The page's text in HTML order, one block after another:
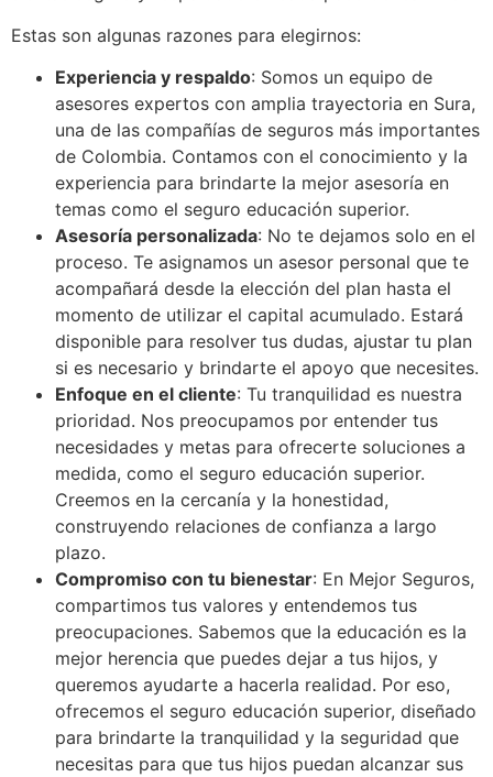
Estas son algunas razones para elegirnos:
Experiencia y respaldo: Somos un equipo de
asesores expertos con amplia trayectoria en Sura,
una de las compañías de seguros más importantes
de Colombia. Contamos con el conocimiento y la
experiencia para brindarte la mejor asesoría en
temas como el seguro educación superior.
Asesoría personalizada: No te dejamos solo en el
proceso. Te asignamos un asesor personal que te
acompañará desde la elección del plan hasta el
momento de utilizar el capital acumulado. Estará
disponible para resolver tus dudas, ajustar tu plan
si es necesario y brindarte el apoyo que necesites.
Enfoque en el cliente: Tu tranquilidad es nuestra
prioridad. Nos preocupamos por entender tus
necesidades y metas para ofrecerte soluciones a
medida, como el seguro educación superior.
Creemos en la cercanía y la honestidad,
construyendo relaciones de confianza a largo
plazo.
Compromiso con tu bienestar: En Mejor Seguros,
compartimos tus valores y entendemos tus
preocupaciones. Sabemos que la educación es la
mejor herencia que puedes dejar a tus hijos, y
queremos ayudarte a hacerla realidad. Por eso,
ofrecemos el seguro educación superior, diseñado
para brindarte la tranquilidad y la seguridad que
necesitas para que tus hijos puedan alcanzar sus